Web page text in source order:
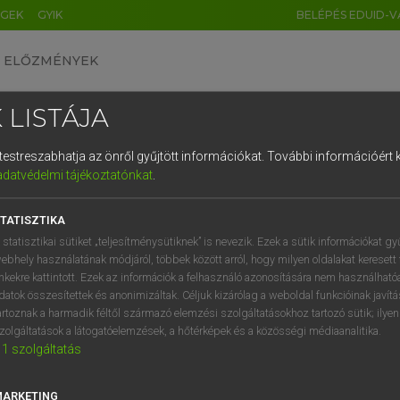
GYIK BELÉPÉS EDUID-
ELŐZMÉNYEK
egyetemes nagyszótár
VAN ELŐFIZETÉSED?
megtekintéséhez.
LISTÁJA
az önről gyűjtött információkat. További információért
tájékoztatónkat.
statisztikai sütiket „teljesítménysütiknek” is nevezik. Ezek a sütik információkat
használatának módjáról, többek között arról, hogy milyen oldalakat keresett
kattintott. Ezek az információk a felhasználó azonosítására nem
összesítettek és anonimizáltak. Céljuk kizárólag a weboldal funkcióinak
a harmadik féltől származó elemzési szolgáltatásokhoz tartozó sütik;
a látogatóelemzések, a hőtérképek és a közösségi médiaanalitika.
1 szolgáltatás
DE CN FR ES IT NL
1 2 3 4 5 6 7 8 9
q w e r t z u i
a s d f g h j k l é
í y x c v b n m , .